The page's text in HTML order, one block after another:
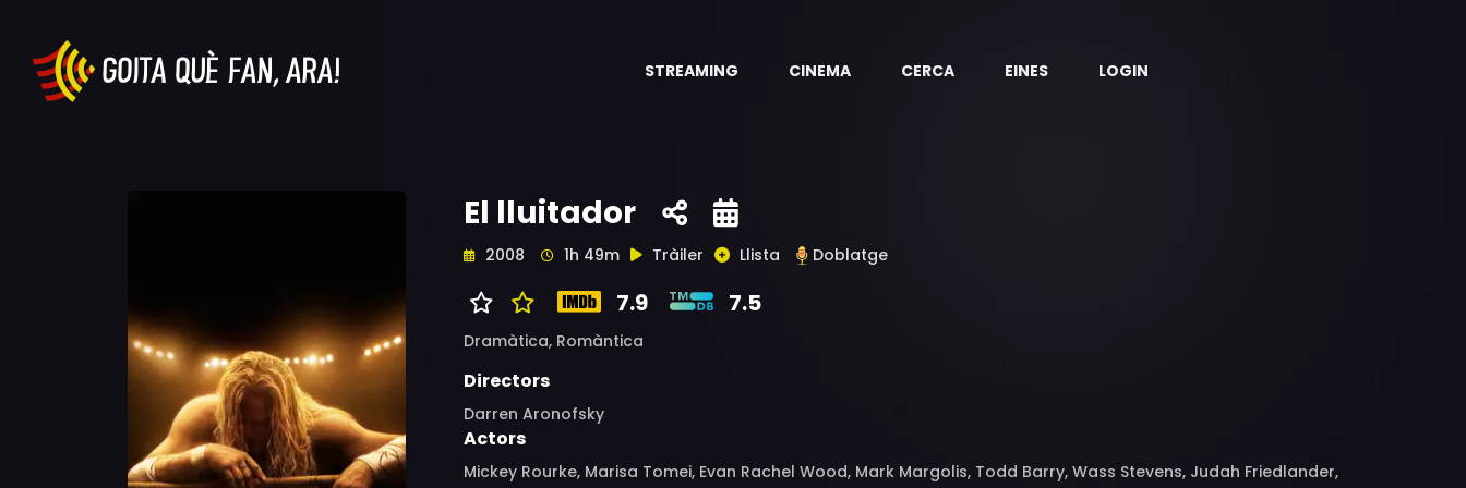
STREAMING CINEMA CERCA EINES LOGIN
El lluitador
2008 1h 49m Tràiler Llista Doblatge
7.9 7.5
Dramàtica, Romàntica
Directors
Darren Aronofsky
Actors
Mickey Rourke, Marisa Tomei, Evan Rachel Wood, Mark Margolis, Todd Barry, Wass Stevens, Judah Friedlander,